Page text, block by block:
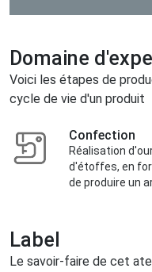
Domaine
Voici les étapes de
cycle de vie d'un produit
Confection
Réalisation
d'étoffes, en
de produire un
Label
Le savoir-faire de cet